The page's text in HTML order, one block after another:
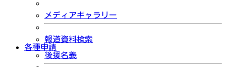
メディアギャラリー
報道資料検索
各種申請
後援名義